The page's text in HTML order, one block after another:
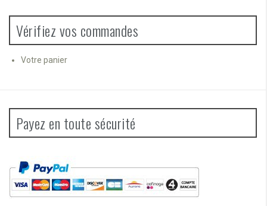
Vérifiez vos commandes
Votre panier
Payez en toute sécurité